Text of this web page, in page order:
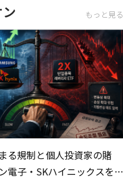
もっと見る
る規制と個人投資家の賭
電子・SKハイニックスを巡